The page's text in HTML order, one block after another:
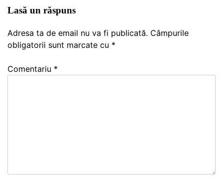
Lasă un răspuns
Adresa ta de email nu va fi publicată. Câmpurile
obligatorii sunt marcate cu *
Comentariu *